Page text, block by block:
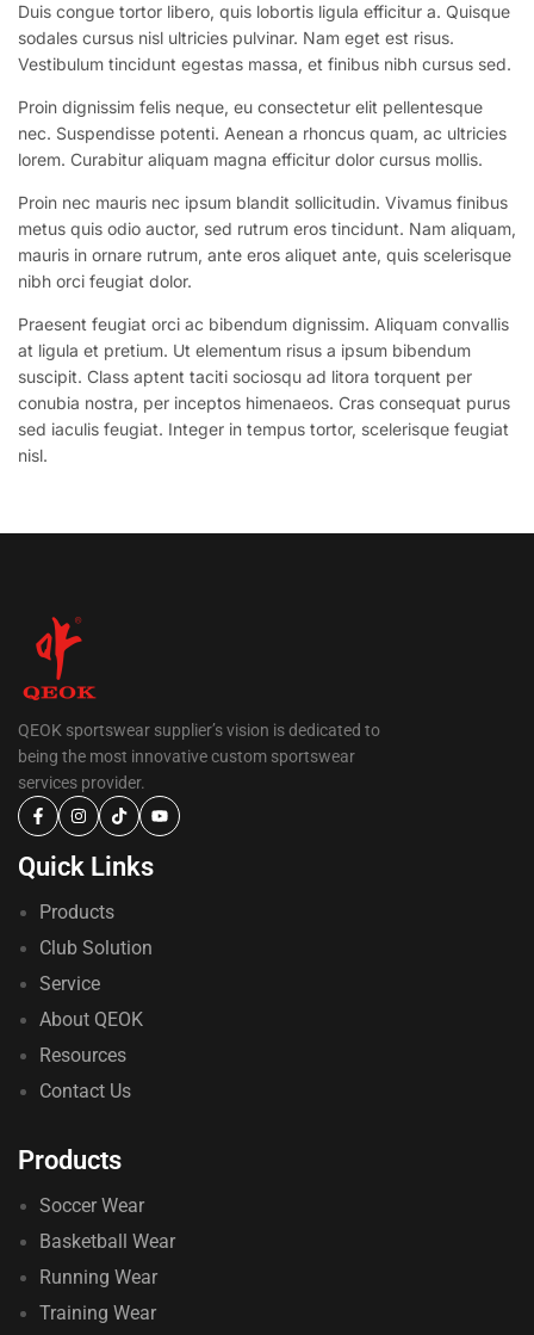
Duis congue tortor libero, quis lobortis ligula efficitur a. Quisque
sodales cursus nisl ultricies pulvinar. Nam eget est risus.
Vestibulum tincidunt egestas massa, et finibus nibh cursus sed.
Proin dignissim felis neque, eu consectetur elit pellentesque
nec. Suspendisse potenti. Aenean a rhoncus quam, ac ultricies
lorem. Curabitur aliquam magna efficitur dolor cursus mollis.
Proin nec mauris nec ipsum blandit sollicitudin. Vivamus finibus
metus quis odio auctor, sed rutrum eros tincidunt. Nam aliquam,
mauris in ornare rutrum, ante eros aliquet ante, quis scelerisque
nibh orci feugiat dolor.
Praesent feugiat orci ac bibendum dignissim. Aliquam convallis
at ligula et pretium. Ut elementum risus a ipsum bibendum
suscipit. Class aptent taciti sociosqu ad litora torquent per
conubia nostra, per inceptos himenaeos. Cras consequat purus
sed iaculis feugiat. Integer in tempus tortor, scelerisque feugiat
nisl.
QEOK sportswear supplier’s vision is dedicated to
being the most innovative custom sportswear
services provider.
Quick Links
Products
Club Solution
Service
About QEOK
Resources
Contact Us
Products
Soccer Wear
Basketball Wear
Running Wear
Training Wear